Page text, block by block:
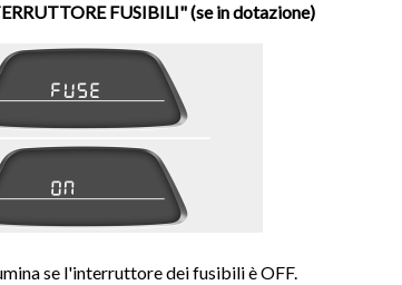
FUSIBILI" (se in dotazione)
se l'interruttore dei fusibili è OFF.